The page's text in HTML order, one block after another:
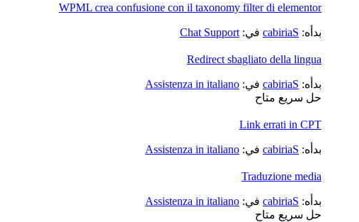
WPML crea confusione con il taxonomy filter di elementor
بدأه: cabiriaS في: Chat Support
Redirect sbagliato della lingua
بدأه: cabiriaS في: Assistenza in italiano
حل سريع متاح
Link errati in CPT
بدأه: cabiriaS في: Assistenza in italiano
Traduzione media
بدأه: cabiriaS في: Assistenza in italiano
حل سريع متاح